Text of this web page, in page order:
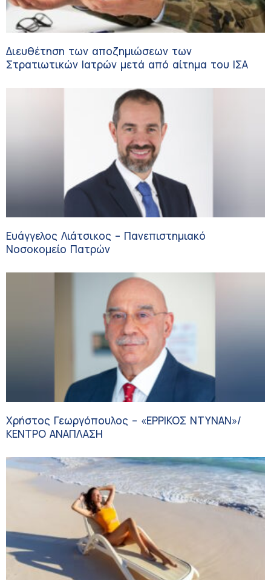
Διευθέτηση των αποζημιώσεων των
Στρατιωτικών Ιατρών μετά από αίτημα του ΙΣΑ
Ευάγγελος Λιάτσικος – Πανεπιστημιακό
Νοσοκομείο Πατρών
Χρήστος Γεωργόπουλος – «ΕΡΡΙΚΟΣ ΝΤΥΝΑΝ»/
ΚΕΝΤΡΟ ΑΝΑΠΛΑΣΗ